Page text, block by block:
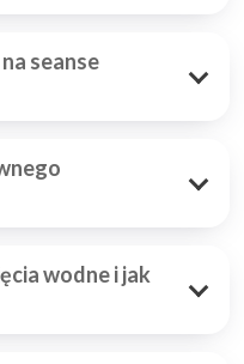
seanse
wodne i jak